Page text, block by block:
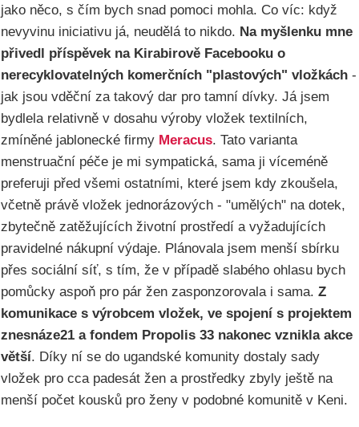
jako něco, s čím bych snad pomoci mohla. Co víc: když
nevyvinu iniciativu já, neudělá to nikdo. Na myšlenku mne
přivedl příspěvek na Kirabirově Facebooku o
nerecyklovatelných komerčních "plastových" vložkách -
jak jsou vděční za takový dar pro tamní dívky. Já jsem
bydlela relativně v dosahu výroby vložek textilních,
zmíněné jablonecké firmy Meracus. Tato varianta
menstruační péče je mi sympatická, sama ji víceméně
preferuji před všemi ostatními, které jsem kdy zkoušela,
včetně právě vložek jednorázových - "umělých" na dotek,
zbytečně zatěžujících životní prostředí a vyžadujících
pravidelné nákupní výdaje. Plánovala jsem menší sbírku
přes sociální síť, s tím, že v případě slabého ohlasu bych
pomůcky aspoň pro pár žen zasponzorovala i sama. Z
komunikace s výrobcem vložek, ve spojení s projektem
znesnáze21 a fondem Propolis 33 nakonec vznikla akce
větší. Díky ní se do ugandské komunity dostaly sady
vložek pro cca padesát žen a prostředky zbyly ještě na
menší počet kousků pro ženy v podobné komunitě v Keni.